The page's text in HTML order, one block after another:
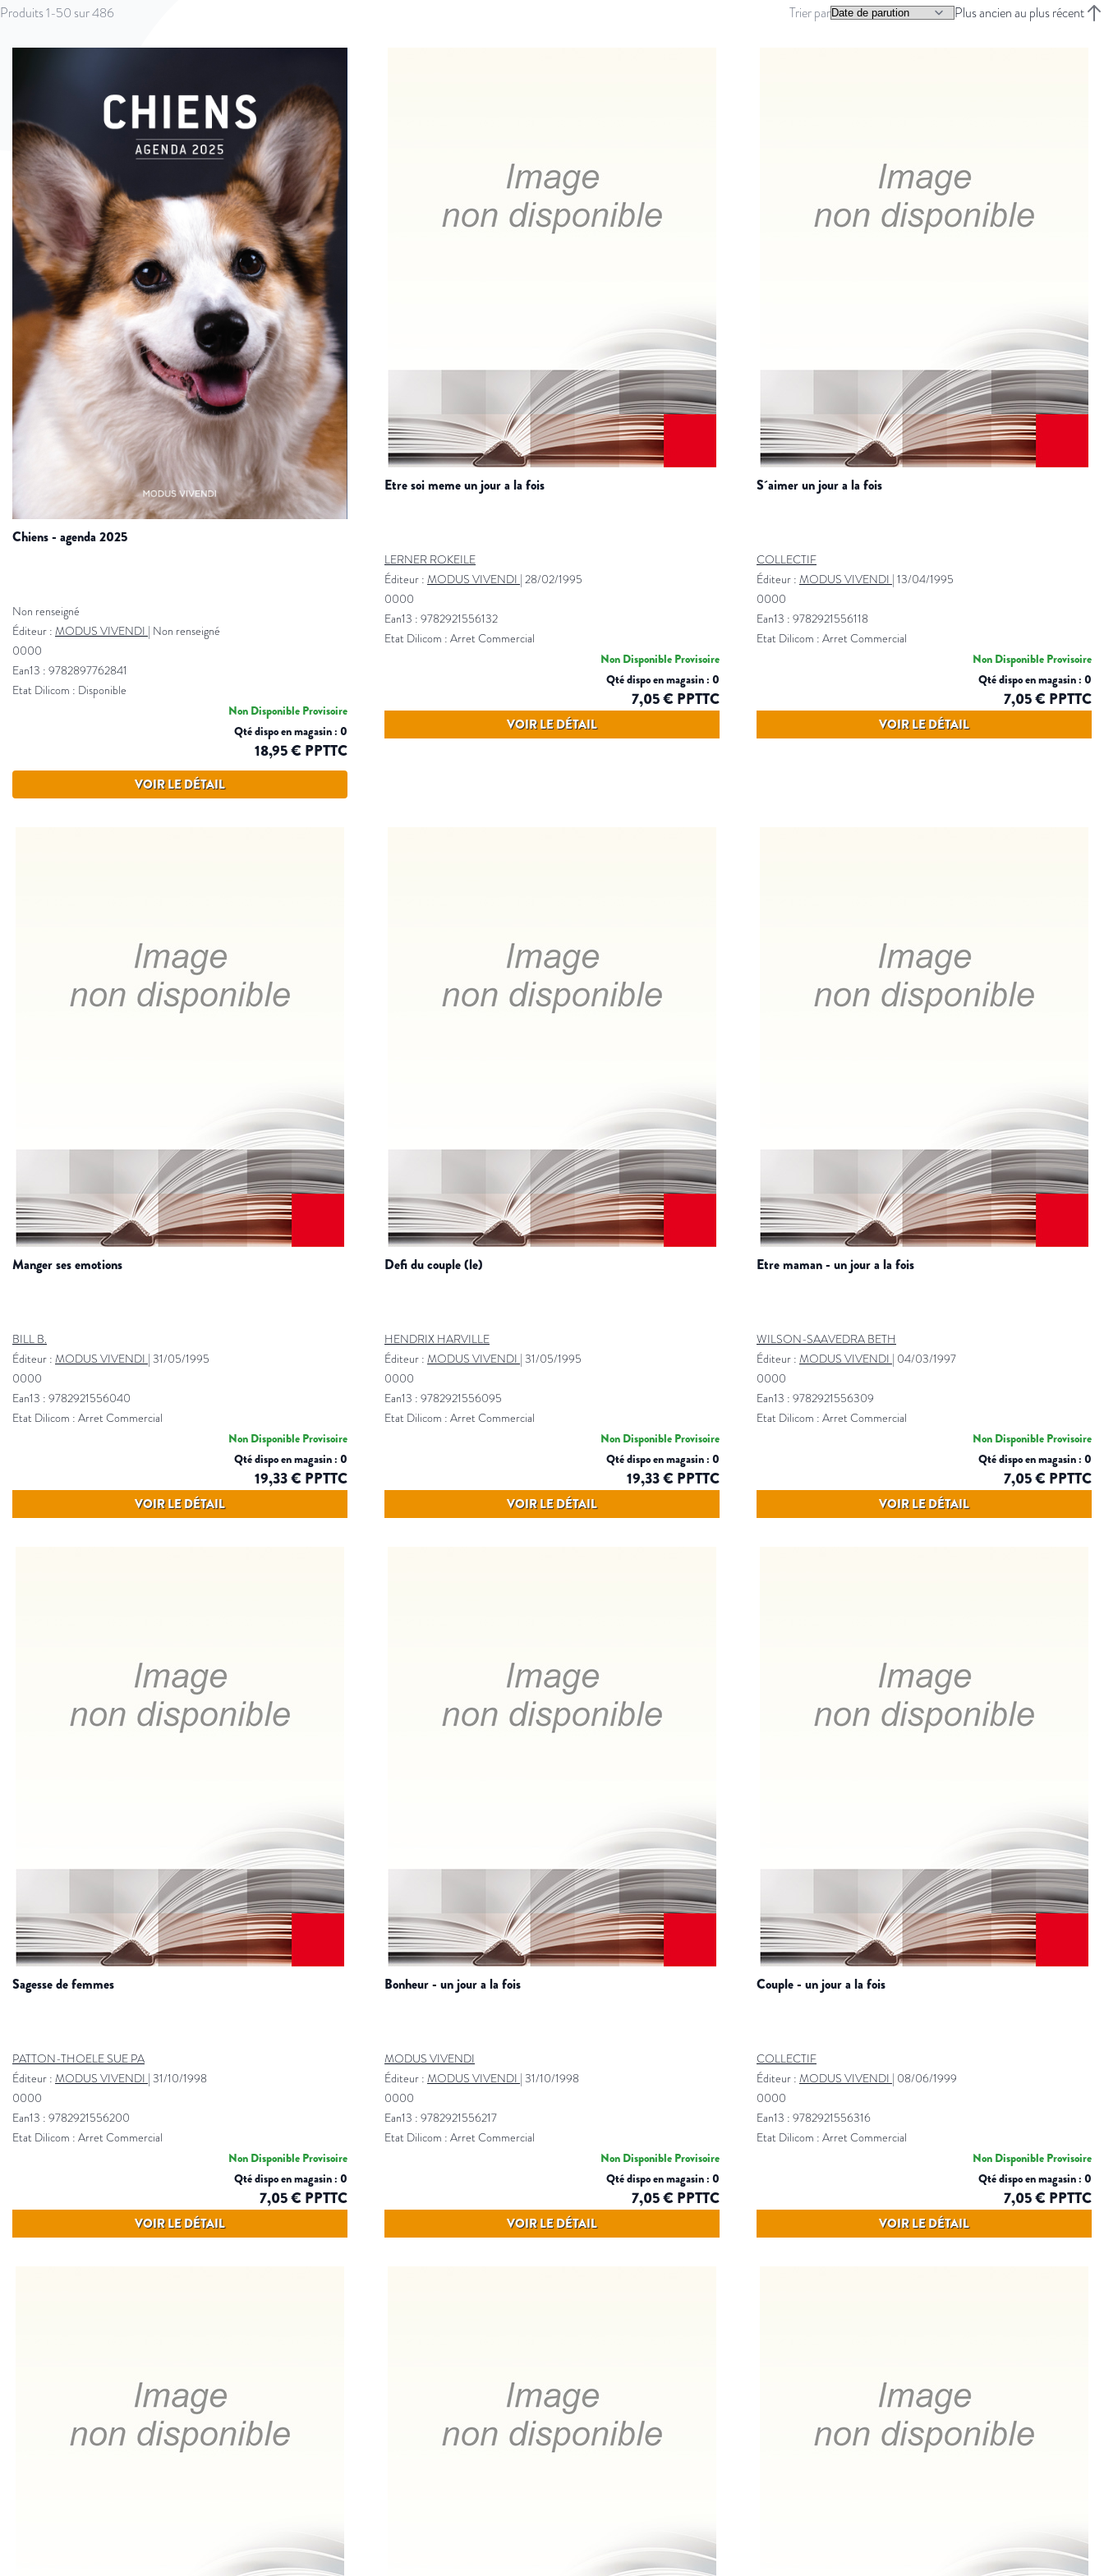
Produits1-50 sur486 Trier par
Plus ancien au plus récent
chiens - agenda 2025
Non renseigné
Éditeur : MODUS VIVENDI | Non renseigné
0000
Ean13 : 9782897762841
Etat Dilicom : Disponible
Non Disponible Provisoire
Qté dispo en magasin : 0
18,95 € PPTTC
VOIR LE DÉTAIL
etre soi meme un jour a la fois
LERNER ROKEILE
Éditeur : MODUS VIVENDI | 28/02/1995
0000
Ean13 : 9782921556132
Etat Dilicom : Arret Commercial
Non Disponible Provisoire
Qté dispo en magasin : 0
7,05 € PPTTC
VOIR LE DÉTAIL
s´aimer un jour a la fois
COLLECTIF
Éditeur : MODUS VIVENDI | 13/04/1995
0000
Ean13 : 9782921556118
Etat Dilicom : Arret Commercial
Non Disponible Provisoire
Qté dispo en magasin : 0
7,05 € PPTTC
VOIR LE DÉTAIL
manger ses emotions
BILL B.
Éditeur : MODUS VIVENDI | 31/05/1995
0000
Ean13 : 9782921556040
Etat Dilicom : Arret Commercial
Non Disponible Provisoire
Qté dispo en magasin : 0
19,33 € PPTTC
VOIR LE DÉTAIL
defi du couple (le)
HENDRIX HARVILLE
Éditeur : MODUS VIVENDI | 31/05/1995
0000
Ean13 : 9782921556095
Etat Dilicom : Arret Commercial
Non Disponible Provisoire
Qté dispo en magasin : 0
19,33 € PPTTC
VOIR LE DÉTAIL
etre maman - un jour a la fois
WILSON-SAAVEDRA BETH
Éditeur : MODUS VIVENDI | 04/03/1997
0000
Ean13 : 9782921556309
Etat Dilicom : Arret Commercial
Non Disponible Provisoire
Qté dispo en magasin : 0
7,05 € PPTTC
VOIR LE DÉTAIL
sagesse de femmes
PATTON-THOELE SUE PA
Éditeur : MODUS VIVENDI | 31/10/1998
0000
Ean13 : 9782921556200
Etat Dilicom : Arret Commercial
Non Disponible Provisoire
Qté dispo en magasin : 0
7,05 € PPTTC
VOIR LE DÉTAIL
bonheur - un jour a la fois
MODUS VIVENDI
Éditeur : MODUS VIVENDI | 31/10/1998
0000
Ean13 : 9782921556217
Etat Dilicom : Arret Commercial
Non Disponible Provisoire
Qté dispo en magasin : 0
7,05 € PPTTC
VOIR LE DÉTAIL
couple - un jour a la fois
COLLECTIF
Éditeur : MODUS VIVENDI | 08/06/1999
0000
Ean13 : 9782921556316
Etat Dilicom : Arret Commercial
Non Disponible Provisoire
Qté dispo en magasin : 0
7,05 € PPTTC
VOIR LE DÉTAIL